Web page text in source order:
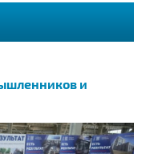
и